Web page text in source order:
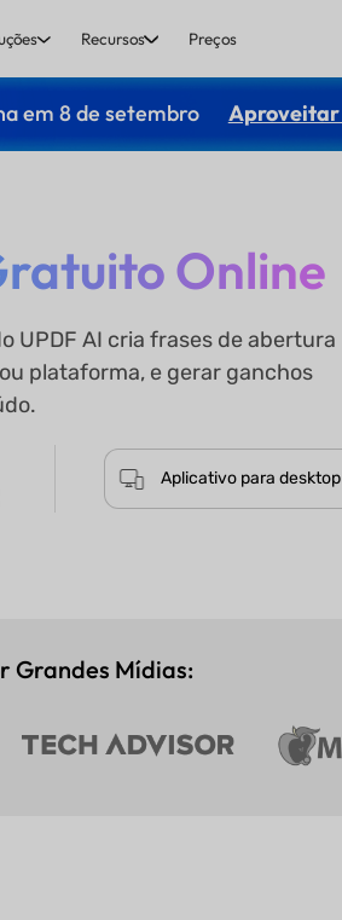
Recursos Preços
em 8 de setembro
Online
UPDF AI cria frases de abertura
plataforma, e gerar ganchos
Aplicativo para
Grandes Mídias: